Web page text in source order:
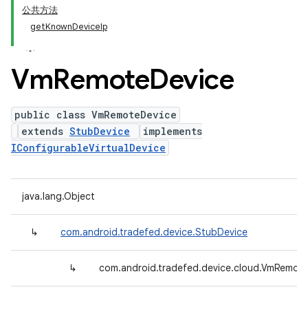
公共方法
getKnownDeviceIp
VmRemoteDevice
public class VmRemoteDevice
extends StubDevice
implements
IConfigurableVirtualDevice
java.lang.Object
↳ com.android.tradefed.device.StubDevice
↳